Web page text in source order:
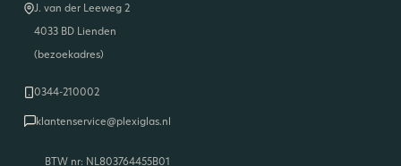
J. van der Leeweg 2
4033 BD Lienden
(bezoekadres)
0344-210002
klantenservice@plexiglas.nl
BTW nr: NL803764455B01